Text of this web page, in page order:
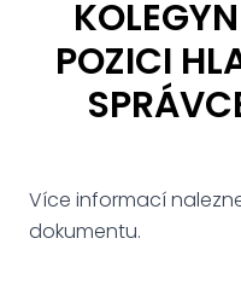
POZICI
Více informací
dokumentu.